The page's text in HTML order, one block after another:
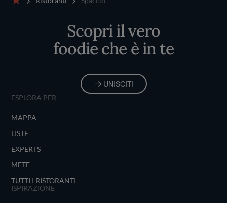
Scopri il vero
foodie che è in te
UNISCITI
ESPLORA PER
MAPPA
LISTE
EXPERTS
METE
TUTTI I RISTORANTI
ISPIRAZIONE